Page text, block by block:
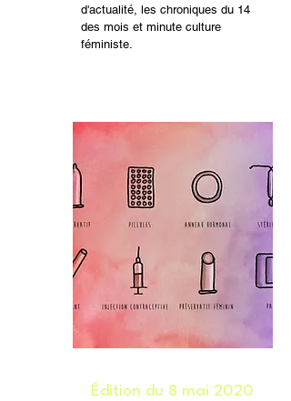
d'actualité, les chroniques du 14
des mois et minute culture
féministe.
Édition du 8 mai 2020